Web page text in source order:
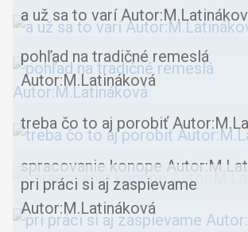
a už sa to varí
pohľad na tradičné remeslá
Autor:M.Latináková
treba čo to aj porobiť
spracovanie konope
pri práci si aj zaspievame
Autor:M.Latináková